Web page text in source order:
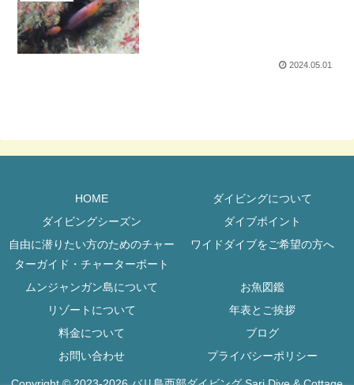
2024.05.01
HOME
ダイビングについて
ダイビングシーズン
ダイブポイント
自由に潜りたい方のためのチャー
ターガイド・チャーターボート
ワイドダイブをご希望の方へ
ムンジャンガン島について
お魚図鑑
リゾートについて
年表とご挨拶
料金について
ブログ
お問い合わせ
プライバシーポリシー